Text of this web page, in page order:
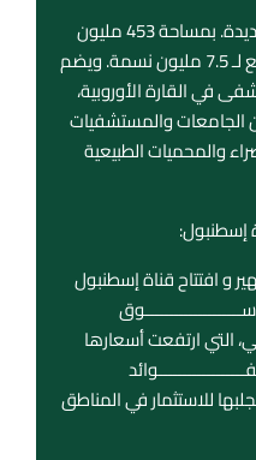
سيكون له ستة جسور ومدينة جديدة. بمساحة 453 مليون
متر مربع، بها مناطق سكنية تتسع لـ 7.5 مليون نسمة. ويضم
في القارة الأوروبية،
الجامعات والمستشفيات
والمحميات الطبيعية
إسطنبول:
و افتتاح قناة إسطنبول
التي ارتفعت أسعارها
للاستثمار في المناطق